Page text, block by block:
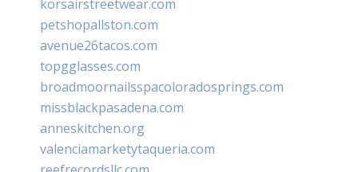
korsairstreetwear.com
petshopallston.com
avenue26tacos.com
topgglasses.com
broadmoornailsspacoloradosprings.com
missblackpasadena.com
anneskitchen.org
valenciamarketytaqueria.com